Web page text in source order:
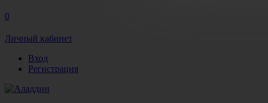
0
Личный кабинет
Вход
Регистрация